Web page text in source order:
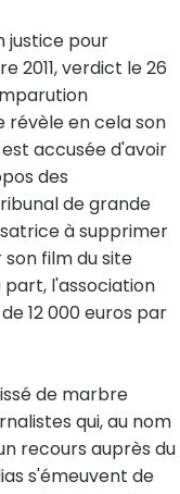
justice pour
2011, verdict le 26
révèle en cela son
accusée d'avoir
des
de grande
à supprimer
film du site
part, l'association
12 000 euros par
de marbre
qui, au nom
recours auprès du
s'émeuvent de